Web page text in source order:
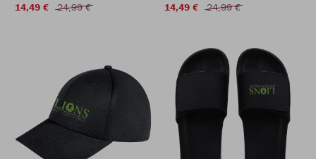
14,49 €
24,99 €
14,49 €
24,99 €